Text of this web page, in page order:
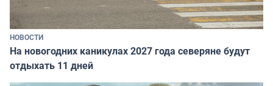
НОВОСТИ
На новогодних каникулах 2027 года северяне будут
отдыхать 11 дней